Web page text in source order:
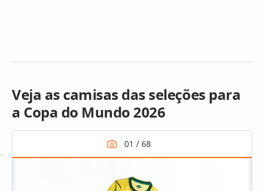
Veja as camisas das seleções para
a Copa do Mundo 2026